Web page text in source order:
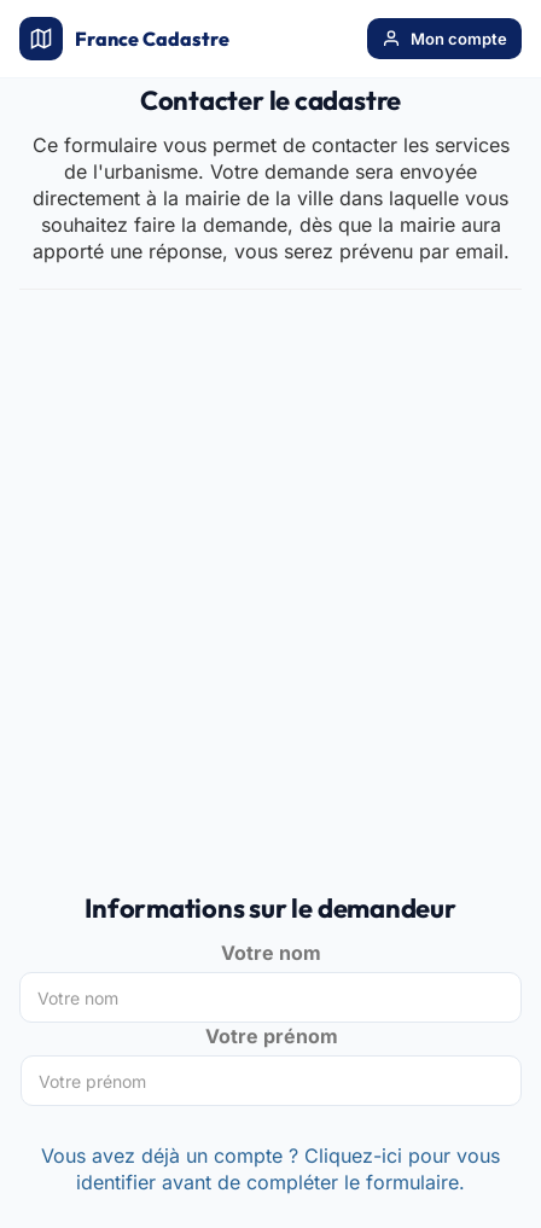
France Cadastre Mon compte
Contacter le cadastre
Ce formulaire vous permet de contacter les services
de l'urbanisme. Votre demande sera envoyée
directement à la mairie de la ville dans laquelle vous
souhaitez faire la demande, dès que la mairie aura
apporté une réponse, vous serez prévenu par email.
Informations sur le demandeur
Votre nom
Votre prénom
Vous avez déjà un compte ? Cliquez-ici pour vous
identifier avant de compléter le formulaire.